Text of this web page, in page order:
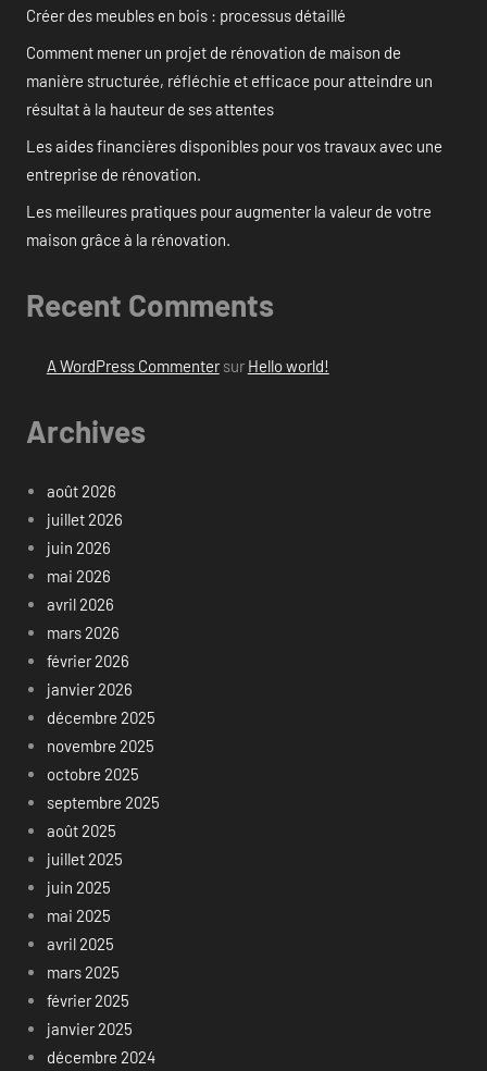
Créer des meubles en bois : processus détaillé
Comment mener un projet de rénovation de maison de
manière structurée, réfléchie et efficace pour atteindre un
résultat à la hauteur de ses attentes
Les aides financières disponibles pour vos travaux avec une
entreprise de rénovation.
Les meilleures pratiques pour augmenter la valeur de votre
maison grâce à la rénovation.
Recent Comments
A WordPress Commentersur Hello world!
Archives
août 2026
juillet 2026
juin 2026
mai 2026
avril 2026
mars 2026
février 2026
janvier 2026
décembre 2025
novembre 2025
octobre 2025
septembre 2025
août 2025
juillet 2025
juin 2025
mai 2025
avril 2025
mars 2025
février 2025
janvier 2025
décembre 2024